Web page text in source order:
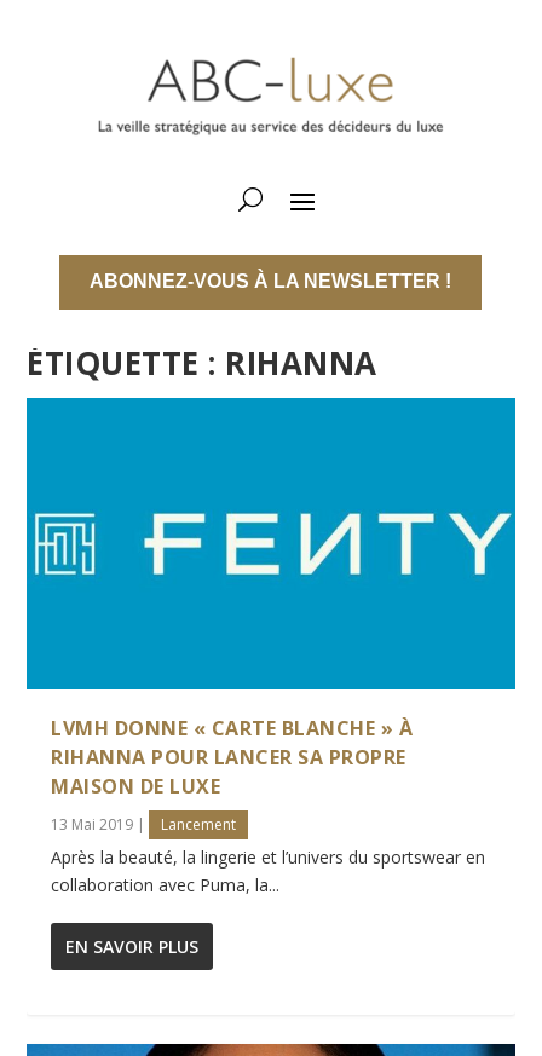
ABONNEZ-VOUS À LA NEWSLETTER !
ÉTIQUETTE : RIHANNA
LVMH DONNE « CARTE BLANCHE » À
RIHANNA POUR LANCER SA PROPRE
MAISON DE LUXE
13 Mai 2019 | Lancement
Après la beauté, la lingerie et l’univers du sportswear en
collaboration avec Puma, la...
EN SAVOIR PLUS